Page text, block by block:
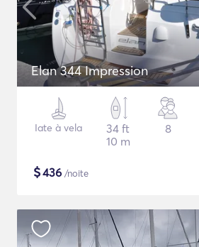
Elan 344 Impression
Iate à vela
34 ft
10 m
8
$436 /noite